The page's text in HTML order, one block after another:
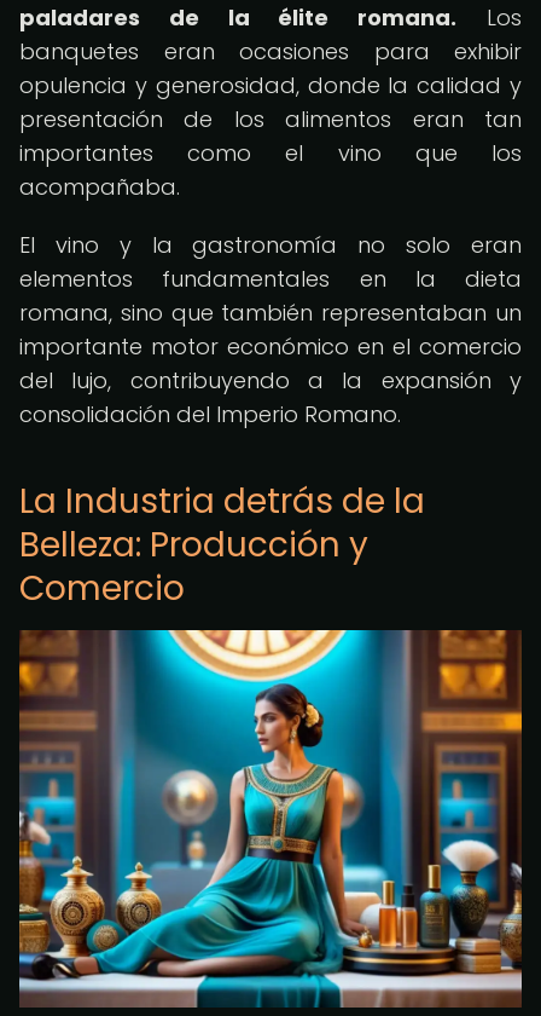
paladares de la élite romana. Los
banquetes eran ocasiones para exhibir
opulencia y generosidad, donde la calidad y
presentación de los alimentos eran tan
importantes como el vino que los
acompañaba.
El vino y la gastronomía no solo eran
elementos fundamentales en la dieta
romana, sino que también representaban un
importante motor económico en el comercio
del lujo, contribuyendo a la expansión y
consolidación del Imperio Romano.
La Industria detrás de la
Belleza: Producción y
Comercio